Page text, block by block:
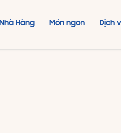
Nhà Hàng Món ngon Dịch